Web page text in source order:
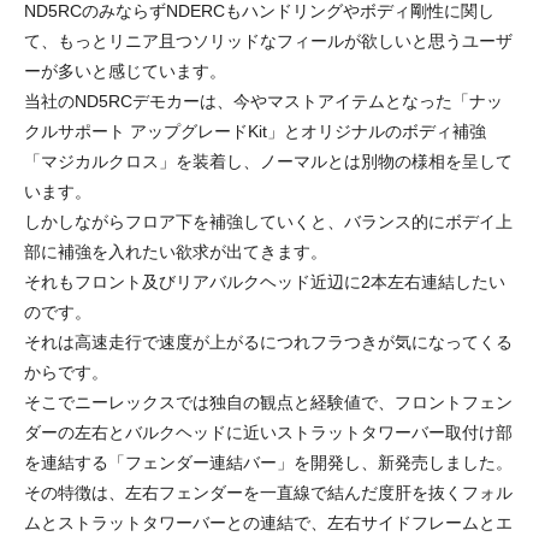
ND5RCのみならずNDERCもハンドリングやボディ剛性に関し
て、もっとリニア且つソリッドなフィールが欲しいと思うユーザ
ーが多いと感じています。
当社のND5RCデモカーは、今やマストアイテムとなった「ナッ
クルサポート アップグレードKit」とオリジナルのボディ補強
「マジカルクロス」を装着し、ノーマルとは別物の様相を呈して
います。
しかしながらフロア下を補強していくと、バランス的にボデイ上
部に補強を入れたい欲求が出てきます。
それもフロント及びリアバルクヘッド近辺に2本左右連結したい
のです。
それは高速走行で速度が上がるにつれフラつきが気になってくる
からです。
そこでニーレックスでは独自の観点と経験値で、フロントフェン
ダーの左右とバルクヘッドに近いストラットタワーバー取付け部
を連結する「フェンダー連結バー」を開発し、新発売しました。
その特徴は、左右フェンダーを一直線で結んだ度肝を抜くフォル
ムとストラットタワーバーとの連結で、左右サイドフレームとエ